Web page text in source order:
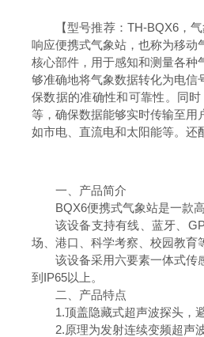
【型号推荐：TH-BQX6，
响应便携式气象站，也称为移动
核心部件，用于感知和测量各种
够准确地将气象数据转化为电信
保数据的准确性和可靠性。同
等，确保数据能够实时传输至用
如市电、直流电和太阳能等。还
一、产品简介
BQX6便携式气象站是一款
该设备支持有线、蓝牙、
场、港口、科学考察、校园教育
该设备采用六要素一体式传
到IP65以上。
二、产品特点
1.顶盖隐藏式超声波探头，
2.原理为发射连续变频超声